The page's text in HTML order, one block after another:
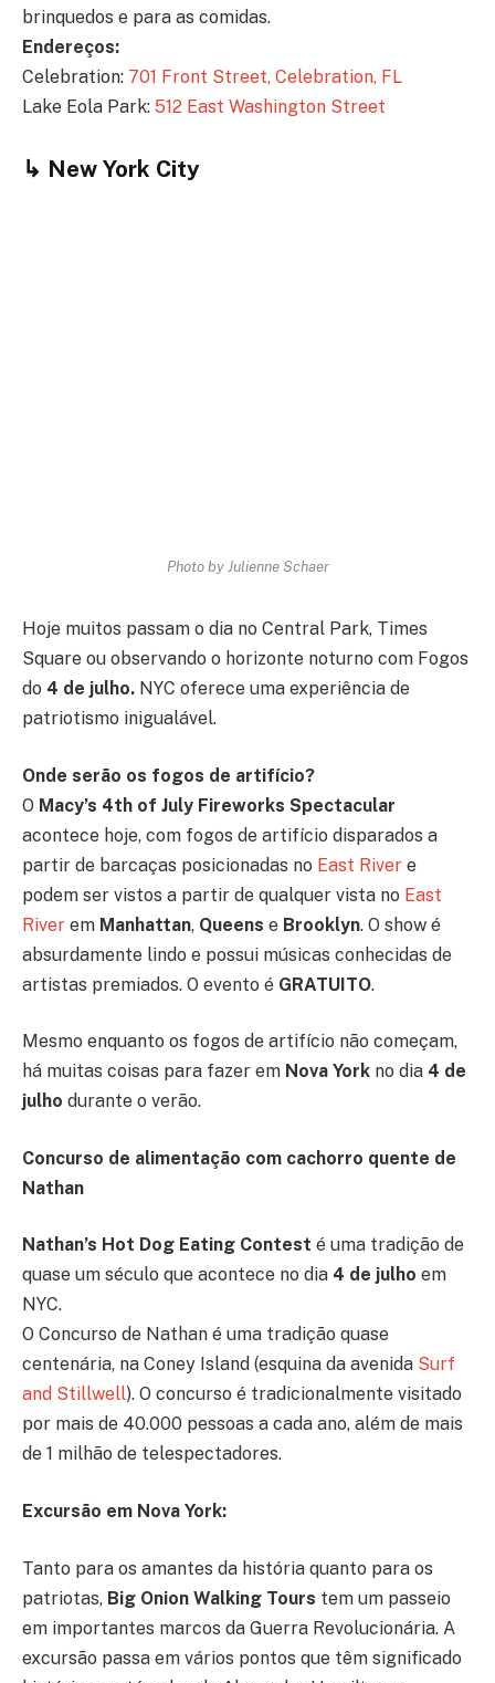
brinquedos e para as comidas.
Endereços:
Celebration: 701 Front Street, Celebration, FL
Lake Eola Park: 512 East Washington Street
↳ New York City
Photo by Julienne Schaer
Hoje muitos passam o dia no Central Park, Times
Square ou observando o horizonte noturno com Fogos
do 4 de julho. NYC oferece uma experiência de
patriotismo inigualável.
Onde serão os fogos de artifício?
O Macy’s 4th of July Fireworks Spectacular
acontece hoje, com fogos de artifício disparados a
partir de barcaças posicionadas no East River e
podem ser vistos a partir de qualquer vista no East
River em Manhattan, Queens e Brooklyn. O show é
absurdamente lindo e possui músicas conhecidas de
artistas premiados. O evento é GRATUITO.
Mesmo enquanto os fogos de artifício não começam,
há muitas coisas para fazer em Nova York no dia 4 de
julho durante o verão.
Concurso de alimentação com cachorro quente de
Nathan
Nathan’s Hot Dog Eating Contest é uma tradição de
quase um século que acontece no dia 4 de julho em
NYC.
O Concurso de Nathan é uma tradição quase
centenária, na Coney Island (esquina da avenida Surf
and Stillwell). O concurso é tradicionalmente visitado
por mais de 40.000 pessoas a cada ano, além de mais
de 1 milhão de telespectadores.
Excursão em Nova York:
Tanto para os amantes da história quanto para os
patriotas, Big Onion Walking Tours tem um passeio
em importantes marcos da Guerra Revolucionária. A
excursão passa em vários pontos que têm significado